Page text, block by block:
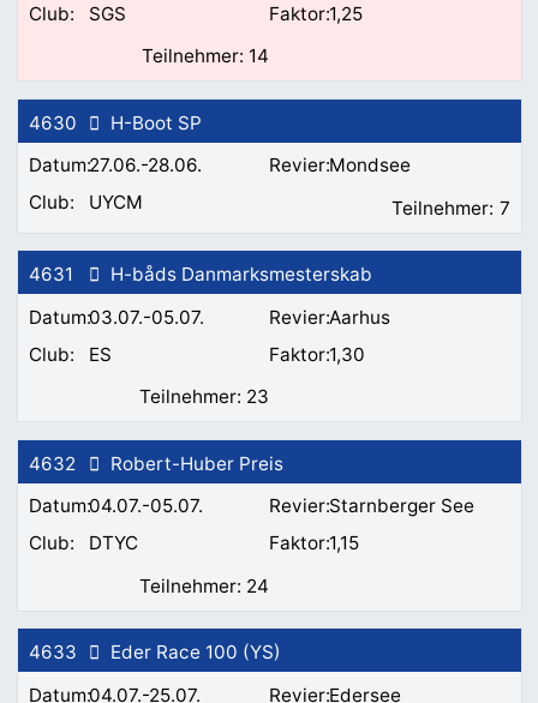
SGS
1,25
14
4630
27.06.-28.06.
H-Boot SP
Mondsee
UYCM
7
4631
03.07.-05.07.
H-båds Danmarksmesterskab
Aarhus
ES
1,30
23
4632
04.07.-05.07.
Robert-Huber Preis
Starnberger See
DTYC
1,15
24
4633
04.07.-25.07.
Eder Race 100 (YS)
Edersee